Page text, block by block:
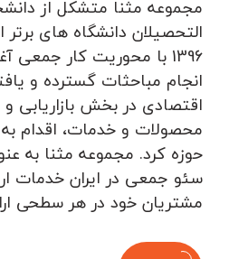
مجموعه مثنا متشکل از
التحصیلان دانشگاه های برتر
1396 با محوریت کار
انجام مباحثات گسترده و
اقتصادی در بخش بازاریابی
محصولات و خدمات، اقدام به
حوزه کرد. مجموعه مثنا به
سئو جمعی در ایران خدمات
مشتریان خود در هر سطحی